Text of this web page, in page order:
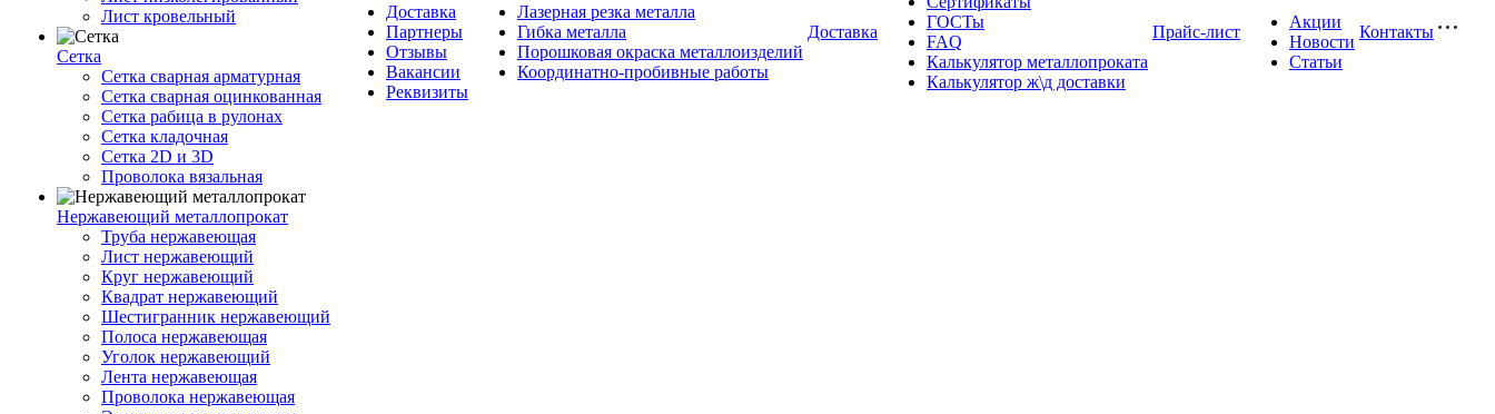
Лист кровельный
Сетка
Сетка сварная арматурная
Сетка сварная оцинкованная
Сетка рабица в рулонах
Сетка кладочная
Сетка 2D и 3D
Проволока вязальная
Нержавеющий металлопрокат
Труба нержавеющая
Лист нержавеющий
Круг нержавеющий
Квадрат нержавеющий
Шестигранник нержавеющий
Полоса нержавеющая
Уголок нержавеющий
Лента нержавеющая
Проволока нержавеющая
Доставка
Партнеры
Отзывы
Вакансии
Реквизиты
Лазерная резка металла
Гибка металла
Порошковая окраска металлоизделий
Координатно-пробивные работы
Доставка
ГОСТы
FAQ
Калькулятор металлопроката
Калькулятор ж\д доставки
Прайс-лист
Акции
Новости
Статьи
Контакты